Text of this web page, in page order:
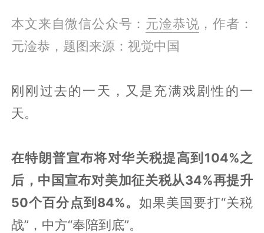
本文来自微信公众号： 元淦恭说 ，作者：
元淦恭，题图来源：视觉中国
刚刚过去的一天，又是充满戏剧性的一
天。
在特朗普宣布将对华关税提高到104%之
后，中国宣布对美加征关税从34%再提升
50个百分点到84%。 如果美国要打“关税
战”，中方“奉陪到底”。